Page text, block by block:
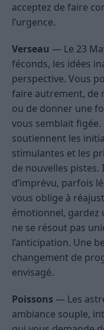
acceptez de faire
l’urgence.
Verseau — Le 23
féconds, les idées
perspective. Vous
faire autrement, de
ou de donner une
vous semblait
soutiennent les
stimulantes et les
de nouvelles
d’imprévu, parfois
vous oblige à
émotionnel, gardez
ne se résout pas
l’anticipation. Une
changement de
envisagé.
Poissons — Les
ambiance souple,